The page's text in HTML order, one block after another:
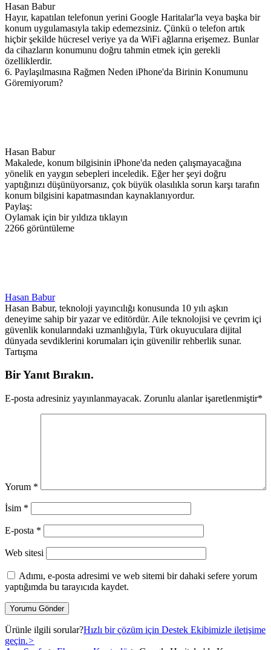
Hasan Babur
Hayır, kapatılan telefonun yerini Google Haritalar'la veya başka bir
konum uygulamasıyla takip edemezsiniz. Çünkü o telefon artık
hiçbir şekilde hücresel veriye ya da WiFi ağlarına erişemez. Bunlar
da cihazların konumunu doğru tahmin etmek için gerekli
özelliklerdir.
6. Paylaşılmasına Rağmen Neden iPhone'da Birinin Konumunu
Göremiyorum?
Hasan Babur
Makalede, konum bilgisinin iPhone'da neden çalışmayacağına
yönelik en yaygın sebepleri inceledik. Eğer her şeyi doğru
yaptığınızı düşünüyorsanız, çok büyük olasılıkla sorun karşı tarafın
konum bilgisini kapatmasından kaynaklanıyordur.
Paylaş:
Oylamak için bir yıldıza tıklayın
2266 görüntüleme
Hasan Babur
Hasan Babur, teknoloji yayıncılığı konusunda 10 yılı aşkın
deneyime sahip bir yazar ve editördür. Aile teknolojisi ve çevrim içi
güvenlik konularındaki uzmanlığıyla, Türk okuyuculara dijital
dünyada sevdiklerini korumaları için güvenilir rehberlik sunar.
Tartışma
Bir Yanıt Bırakın.
E-posta adresiniz yayınlanmayacak. Zorunlu alanlar işaretlenmiştir*
Yorum *
İsim *
E-posta *
Web sitesi
Adımı, e-posta adresimi ve web sitemi bir dahaki sefere yorum
yaptığımda bu tarayıcıda kaydet.
Ürünle ilgili sorular?Hızlı bir çözüm için Destek Ekibimizle iletişime
geçin.>